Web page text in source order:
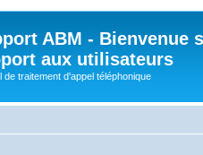
ABM - Bienvenue
aux utilisateurs
de traitement d'appel téléphonique